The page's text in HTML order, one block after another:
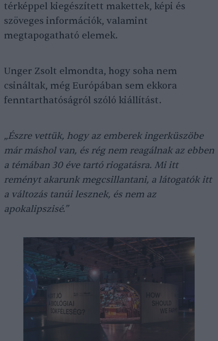
térképpel kiegészített makettek, képi és
szöveges információk, valamint
megtapogatható elemek.
Unger Zsolt elmondta, hogy soha nem
csináltak, még Európában sem ekkora
fenntarthatóságról szóló kiállítást.
„Észre vettük, hogy az emberek ingerküszöbe
már máshol van, és rég nem reagálnak az ebben
a témában 30 éve tartó riogatásra. Mi itt
reményt akarunk megcsillantani, a látogatók itt
a változás tanúi lesznek, és nem az
apokalipszisé.”